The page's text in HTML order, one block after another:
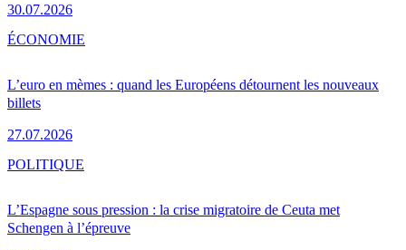
30.07.2026
L’euro en mèmes : quand les Européens détournent les nouveaux
billets
27.07.2026
ÉCONOMIE
L’Espagne sous pression : la crise migratoire de Ceuta met
Schengen à l’épreuve
POLITIQUE